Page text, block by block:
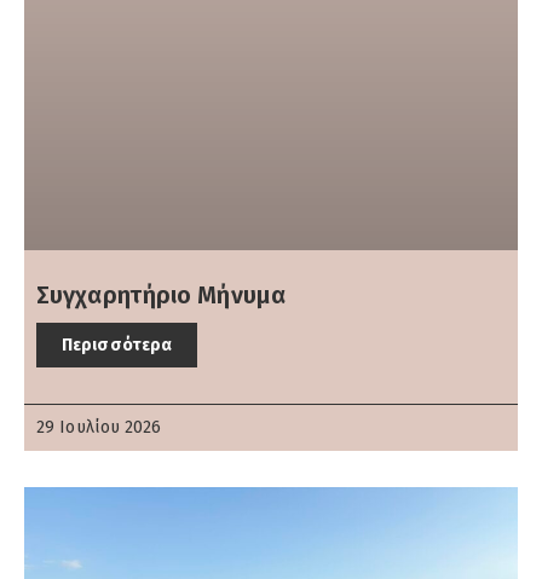
Συγχαρητήριο Μήνυμα
Περισσότερα
29 Ιουλίου 2026